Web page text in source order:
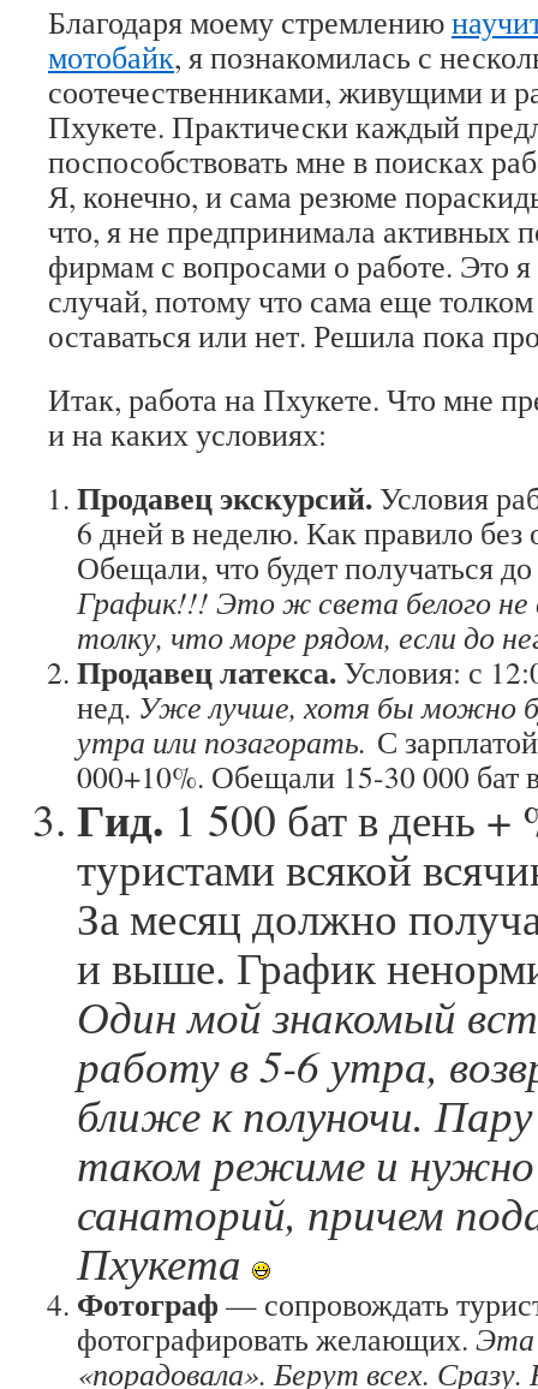
Благодаря моему стремлению
мотобайк, я познакомилась с
соотечественниками, живущими и
Пхукете. Практически каждый
поспособствовать мне в поисках
Я, конечно, и сама резюме
что, я не предпринимала активных
фирмам с вопросами о работе. Это
случай, потому что сама еще толком
оставаться или нет. Решила пока
Итак, работа на Пхукете. Что мне
и на каких условиях:
Продавец экскурсий.Условия
6 дней в неделю. Как правило без
Обещали, что будет получаться
График!!! Это ж света белого
толку, что море рядом, если до
Продавец латекса.Условия: с
нед. Уже лучше, хотя бы можно
утра или позагорать. С
000+10%. Обещали 15-30 000 бат
Гид. 1 500 бат в день +
туристами всякой
За месяц должно
и выше. График
Один мой знакомый
работу в 5-6 утра,
ближе к полуночи.
таком режиме и
санаторий, причем
Пхукета
Фотограф — сопровождать
фотографировать желающих. Эта
«порадовала». Берут всех.